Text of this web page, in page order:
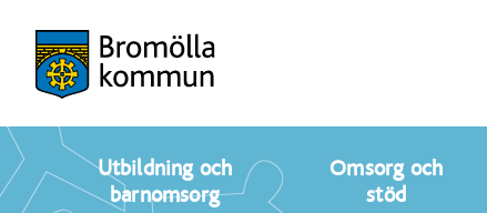
Utbildning och
barnomsorg
Omsorg och
stöd